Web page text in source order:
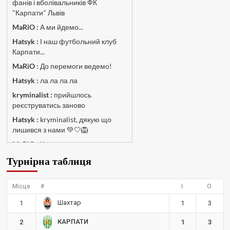
фанів і вболівальників ФК
"Карпати" Львів
MaRiO : А ми йдемо...
Hatsyk : І наш футбольний клуб
Карпати...
MaRiO : До перемоги ведемо!
Hatsyk : ла ла ла ла
kryminalist : прийшлось
реєструватись заново
Hatsyk : kryminalist, дякую що
лишився з нами 💚🤍🦁
MaRiO :Чат потрохи оживає, то
MaRiO :
Знов у клубі бардак...
Hatsyk :
Все буде добре
Torsida_LEMBERG_1963 :
привіт, знову з вами)
Hatsyk :
Torsida_LEMBERG_1963 ,
Турнірна таблиця
Місце # І О
1 Шахтар 1 3
2 КАРПАТИ 1 3